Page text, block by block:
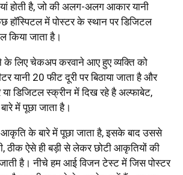
होती है, जो की अलग-अलग आकार यानी
हॉस्पिटल में पोस्टर के स्थान पर डिजिटल
किया जाता है।
लिए चेकअप करवाने आए हुए व्यक्ति को
यानी 20 फीट दूरी पर बिठाया जाता है और
डिजिटल स्क्रीन में दिख रहे है अल्फाबेट,
में पूछा जाता है।
के बारे में पूछा जाता है, इसके बाद उससे
ठीक ऐसे ही बड़ी से लेकर छोटी आकृतियों की
है। नीचे हम आई विजन टेस्ट में जिस पोस्टर